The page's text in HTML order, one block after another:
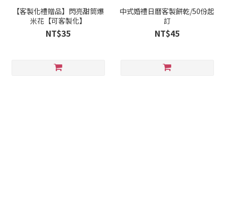
【客製化禮贈品】閃亮甜筒爆
米花【可客製化】
NT$35
中式婚禮日曆客製餅乾/50份起
訂
NT$45